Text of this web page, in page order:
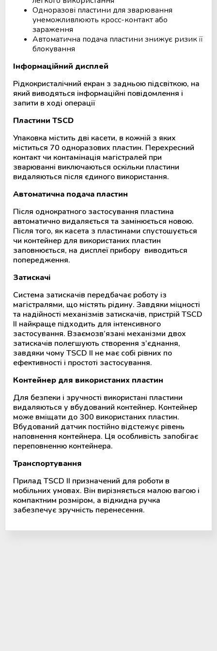
Одноразові пластини для зварювання
унеможливлюють кросс-контакт або
зараження
Автоматична подача пластини знижує ризик її
блокування
Iнформацiйний дисплей
Рідкокристалічний екран з задньою підсвіткою, на
який виводяться інформаційні повідомлення і
запити в ході операції
Пластини TSCD
Упаковка містить дві касети, в кожній з яких
міститься 70 одноразових пластин. Перехресний
контакт чи контамінація магістралей при
зварюванні виключаються оскільки пластини
видаляються після єдиного використання.
Автоматична подача пластин
Після однократного застосування пластина
автоматично видаляється та замінюється новою.
Після того, як касета з пластинами спустошується
чи контейнер для використаних пластин
заповнюється, на дисплеї прибору виводиться
попередження.
Затискачі
Система затискачів передбачає роботу із
магістралями, що містять рідину. Завдяки міцності
та надійності механізмів затискачів, пристрій TSCD
II найкраще підходить для інтенсивного
застосування. Взаємозв’язані механізми двох
затискачів полегшують створення з’єднання,
завдяки чому TSCD II не має собі рівних по
ефективності і простоті застосування.
Контейнер для використаних пластин
Для безпеки і зручності використані пластини
видаляються у вбудований контейнер. Контейнер
може вміщати до 300 використаних пластин.
Вбудований датчик постійно відстежує рівень
наповнення контейнера. Ця особливість запобігає
переповненню контейнера.
Транспортування
Прилад TSCD II призначений для роботи в
мобільних умовах. Він вирізняється малою вагою і
компактним розміром, а відкидна ручка
забезпечує зручність перенесення.